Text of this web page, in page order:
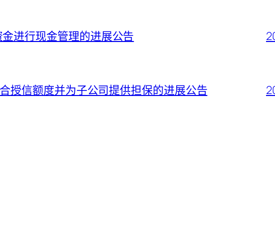
进行现金管理的进展公告
授信额度并为子公司提供担保的进展公告